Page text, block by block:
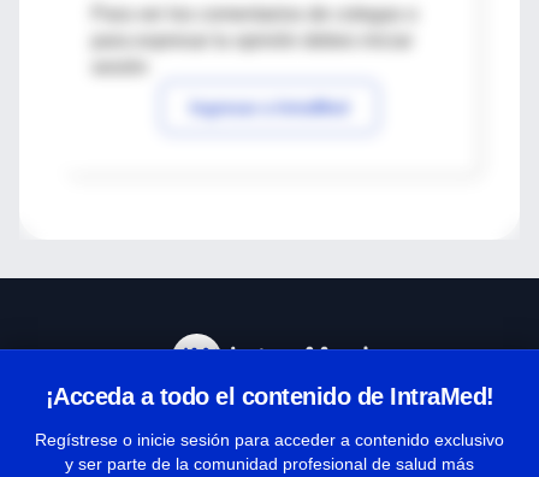
Para ver los comentarios de colegas o
Ingresar a IntraMed
¡Acceda a todo el contenido de IntraMed!
Regístrese o inicie sesión para acceder a contenido exclusivo
y ser parte de la comunidad profesional de salud más